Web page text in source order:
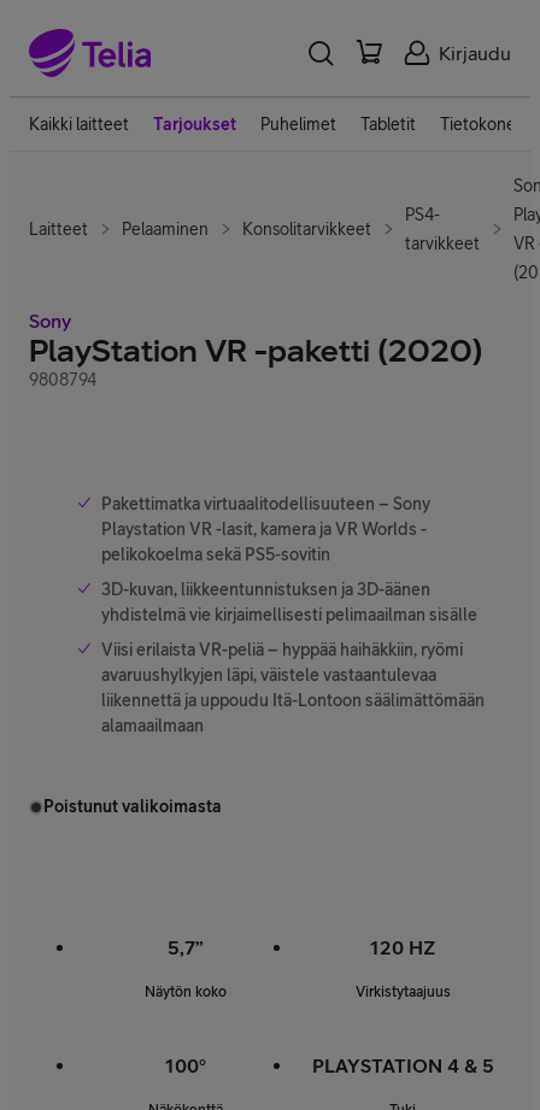
Kirjaudu
Kaikki laitteet Tarjoukset Puhelimet Tabletit Tietokoneet
Laitteet Pelaaminen Konsolitarvikkeet
PS4-
tarvikkeet
Sony
PlayStation VR -paketti (2020)
9808794
Pakettimatka virtuaalitodellisuuteen – Sony
Playstation VR -lasit, kamera ja VR Worlds -
pelikokoelma sekä PS5-sovitin
3D-kuvan, liikkeentunnistuksen ja 3D-äänen
yhdistelmä vie kirjaimellisesti pelimaailman sisälle
Viisi erilaista VR-peliä – hyppää haihäkkiin, ryömi
avaruushylkyjen läpi, väistele vastaantulevaa
liikennettä ja uppoudu Itä-Lontoon säälimättömään
alamaailmaan
Poistunut valikoimasta
5,7”
Näytön koko
120 HZ
Virkistytaajuus
100° PLAYSTATION 4 & 5